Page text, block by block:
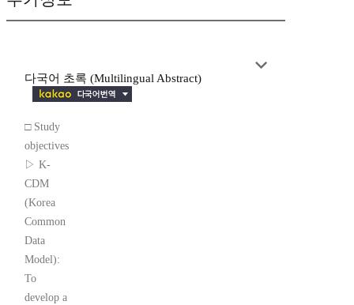
다국어 초록 (Multilingual Abstract)
□ Study
objectives
▷ K-
CDM
(Korea
Common
Data
Model):
To
develop a